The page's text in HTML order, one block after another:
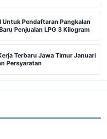
Untuk Pendaftaran Pangkalan
Penjualan LPG 3 Kilogram
Terbaru Jawa Timur Januari
Persyaratan